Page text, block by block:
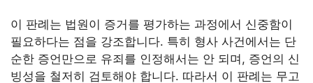
이 판례는 법원이 증거를 평가하는 과정에서 신중함이
필요하다는 점을 강조합니다. 특히 형사 사건에서는 단
순한 증언만으로 유죄를 인정해서는 안 되며, 증언의 신
빙성을 철저히 검토해야 합니다. 따라서 이 판례는 무고